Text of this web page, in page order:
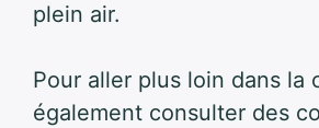
plein air.
Pour aller plus loin dans la
également consulter des